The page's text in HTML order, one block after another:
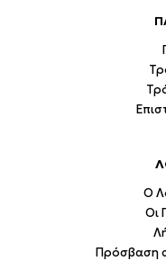
Ο
Οι
Πρόσβαση